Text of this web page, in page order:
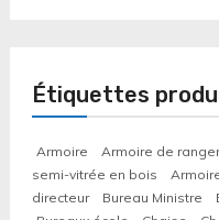
Étiquettes
Armoire Armoire de
semi-vitrée en bois
directeur
Bureau Ministre